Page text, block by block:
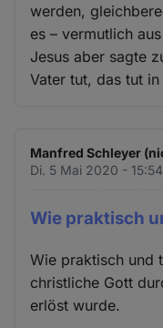
werden,
es – vermutlich
Jesus aber sagte
Vater tut, das tut
Manfred Schleyer
Di. 5 Mai 2020 - 15:54
Wie praktisch
Wie praktisch und
christliche Gott
erlöst wurde.